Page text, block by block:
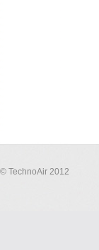
© TechnoAir 2012